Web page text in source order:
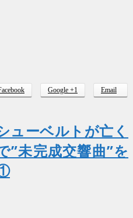
Google +1 Email
ューベルトが亡く
”未完成交響曲”を